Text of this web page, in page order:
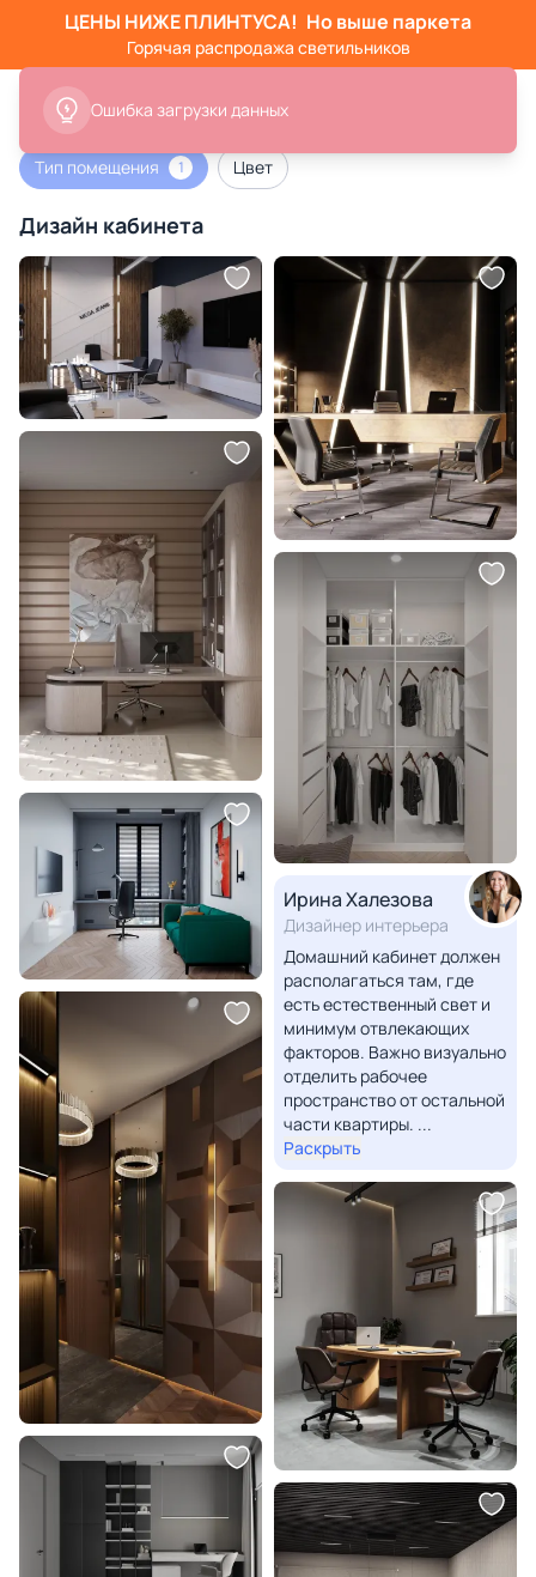
ЦЕНЫ НИЖЕ ПЛИНТУСА! Но выше паркета
Горячая распродажа светильников
Тип помещения 1 Цвет
Дизайн кабинета
Ирина Халезова
Дизайнер интерьера
Домашний кабинет должен
располагаться там, где
есть естественный свет и
минимум отвлекающих
факторов. Важно визуально
отделить рабочее
пространство от остальной
части квартиры. ...
Раскрыть
Ошибка загрузки данных